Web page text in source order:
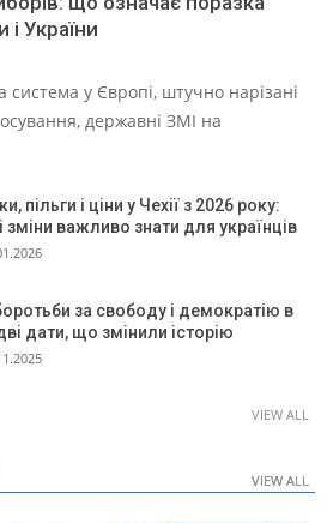
України
у Європі, штучно нарізані
державні ЗМІ на
пільги і ціни у Чехії з 2026 року:
зміни важливо знати для українців
за свободу і демократію в
дати, що змінили історію
VIEW ALL
VIEW ALL
VIEW ALL